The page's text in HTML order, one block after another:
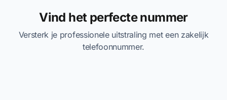
Vind het perfecte nummer
Versterk je professionele uitstraling met een zakelijk
telefoonnummer.